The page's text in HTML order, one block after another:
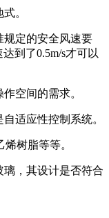
。
定的安全风速要
到了0.5m/s才可以
空间的需求。
适应性控制系统。
树脂等等。
，其设计是否符合